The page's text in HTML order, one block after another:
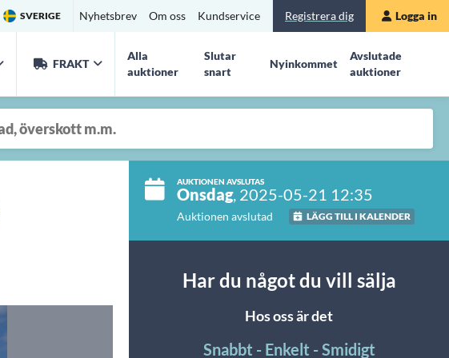
SVERIGE Nyhetsbrev Om oss Kundservice Registrera dig Logga in
FRAKT
Alla
auktioner
Slutar
snart
Nyinkommet
Avslutade
auktioner
AUKTIONEN AVSLUTAS
Onsdag, 2025-05-21 12:35
Auktionen avslutad LÄGG TILL I KALENDER
Har du något du vill sälja
Hos oss är det
Snabbt - Enkelt - Smidigt